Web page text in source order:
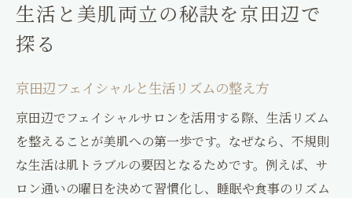
生活と美肌両立の秘訣を京田辺で
探る
京田辺フェイシャルと生活リズムの整え方
京田辺でフェイシャルサロンを活用する際、生活リズム
を整えることが美肌への第一歩です。なぜなら、不規則
な生活は肌トラブルの要因となるためです。例えば、サ
ロン通いの曜日を決めて習慣化し、睡眠や食事のリズム